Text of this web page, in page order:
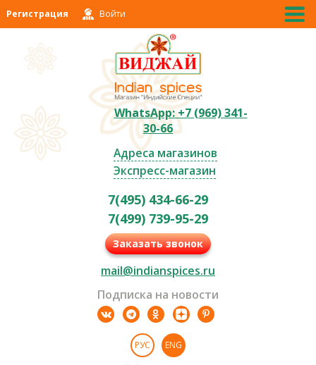
Регистрация Войти
WhatsApp: +7 (969) 341-
30-66
Адреса магазинов
Экспресс-магазин
7(495) 434-66-29
7(499) 739-95-29
Заказать звонок
mail@indianspices.ru
Подписка на новости
РУС ENG